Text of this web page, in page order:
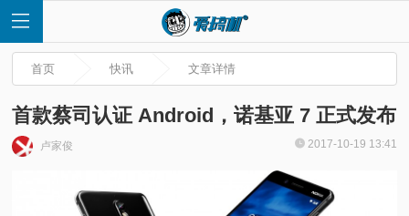
首页 快讯 文章详情
首款蔡司认证 Android，诺基亚 7 正式发布
卢家俊 2017-10-19 13:41